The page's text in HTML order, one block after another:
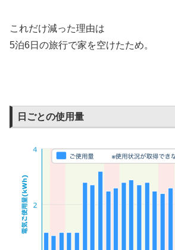
これだけ減った理由は
5泊6日の旅行で家を空けたため。
日ごとの使用量